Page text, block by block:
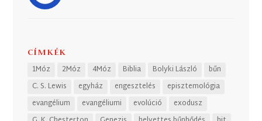
CÍMKÉK
1Móz 2Móz 4Móz Biblia Bolyki László
bűn
C. S. Lewis
egyház engesztelés
episztemológia
evangélium
evangéliumi evolúció
exodusz